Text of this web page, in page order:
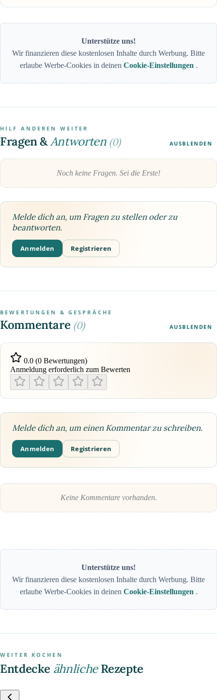
Unterstütze uns!
Wir finanzieren diese kostenlosen Inhalte durch Werbung. Bitte
erlaube Werbe-Cookies in deinen Cookie-Einstellungen .
HILF ANDEREN WEITER
Fragen &Antworten (0) AUSBLENDEN
Noch keine Fragen. Sei die Erste!
Melde dich an, um Fragen zu stellen oder zu
beantworten.
Anmelden Registrieren
BEWERTUNGEN & GESPRÄCHE
Kommentare (0) AUSBLENDEN
0.0 (0 Bewertungen)
Anmeldung erforderlich zum Bewerten
Melde dich an, um einen Kommentar zu schreiben.
Anmelden Registrieren
Keine Kommentare vorhanden.
Unterstütze uns!
Wir finanzieren diese kostenlosen Inhalte durch Werbung. Bitte
erlaube Werbe-Cookies in deinen Cookie-Einstellungen .
WEITER KOCHEN
Entdecke ähnlicheRezepte